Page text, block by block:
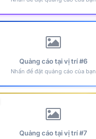
Quảng cáo tại vị trí #6
Nhấn để đặt quảng cáo của bạn
Quảng cáo tại vị trí #7